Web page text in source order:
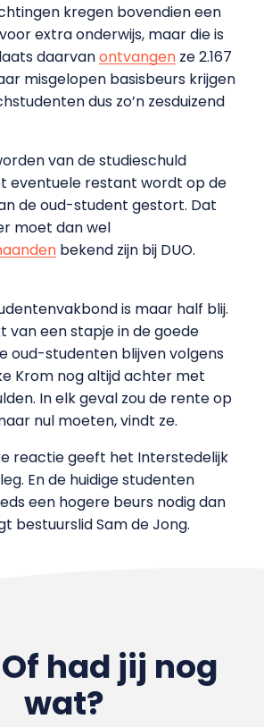
kregen bovendien een
extra onderwijs, maar die is
daarvanontvangenze 2.167
misgelopen basisbeurs krijgen
dus zo’n zesduizend
van de studieschuld
eventuele restant wordt op de
de oud-student gestort. Dat
moet dan wel
bekend zijn bij DUO.
is maar half blij.
van een stapje in de goede
oud-studenten blijven volgens
Krom nog altijd achter met
In elk geval zou de rente op
nul moeten, vindt ze.
reactie geeft het Interstedelijk
En de huidige studenten
een hogere beurs nodig dan
bestuurslid Sam de Jong.
had jij nog
wat?